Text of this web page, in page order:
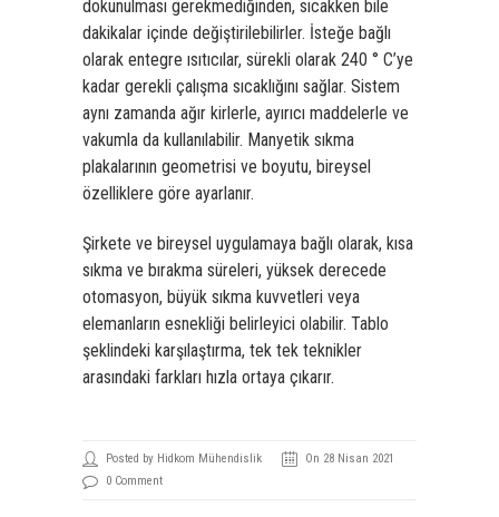
dokunulması gerekmediğinden, sıcakken bile
dakikalar içinde değiştirilebilirler. İsteğe bağlı
olarak entegre ısıtıcılar, sürekli olarak 240 ° C’ye
kadar gerekli çalışma sıcaklığını sağlar. Sistem
aynı zamanda ağır kirlerle, ayırıcı maddelerle ve
vakumla da kullanılabilir. Manyetik sıkma
plakalarının geometrisi ve boyutu, bireysel
özelliklere göre ayarlanır.
Şirkete ve bireysel uygulamaya bağlı olarak, kısa
sıkma ve bırakma süreleri, yüksek derecede
otomasyon, büyük sıkma kuvvetleri veya
elemanların esnekliği belirleyici olabilir. Tablo
şeklindeki karşılaştırma, tek tek teknikler
arasındaki farkları hızla ortaya çıkarır.­
Posted by Hidkom Mühendislik
On 28 Nisan 2021
0 Comment